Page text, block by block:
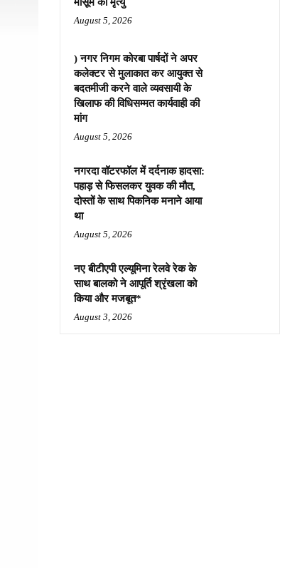
August 5, 2026
) नगर निगम कोरबा पार्षदों ने अपर
कलेक्टर से मुलाकात कर आयुक्त से
बदतमीजी करने वाले व्यवसायी के
खिलाफ की विधिसम्मत कार्यवाही की
मांग
August 5, 2026
नगरदा वॉटरफॉल में दर्दनाक हादसा:
पहाड़ से फिसलकर युवक की मौत,
दोस्तों के साथ पिकनिक मनाने आया
था
August 5, 2026
नए बीटीएपी एल्यूमिना रेलवे रेक के
साथ बालको ने आपूर्ति श्रृंखला को
किया और मजबूत*
August 3, 2026